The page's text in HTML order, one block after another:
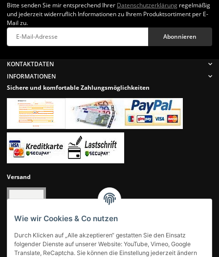
Wie wir Cookies & Co nutzen
Durch Klicken auf „Alle akzeptieren“ gestatten Sie den Einsatz
folgender Dienste auf unserer Website: YouTube, Vimeo, Google
Translate, ReCaptcha. Sie können die Einstellung jederzeit ändern
KONTAKTDATEN
INFORMATIONEN
Sichere und komfortable Zahlungsmöglichkeiten
Versand
Bitte senden Sie mir entsprechend Ihrer Datenschutzerklärung regelmäßig
und jederzeit widerruflich Informationen zu Ihrem Produktsortiment per E-
Mail zu.
Abonnieren